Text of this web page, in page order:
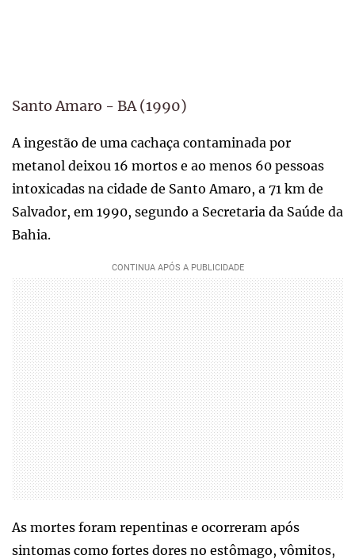
Santo Amaro - BA (1990)
A ingestão de uma cachaça contaminada por
metanol deixou 16 mortos e ao menos 60 pessoas
intoxicadas na cidade de Santo Amaro, a 71 km de
Salvador, em 1990, segundo a Secretaria da Saúde da
Bahia.
As mortes foram repentinas e ocorreram após
sintomas como fortes dores no estômago, vômitos,